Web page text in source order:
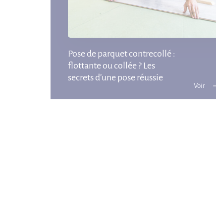
Pose de parquet contrecollé :
flottante ou collée ? Les
secrets d’une pose réussie